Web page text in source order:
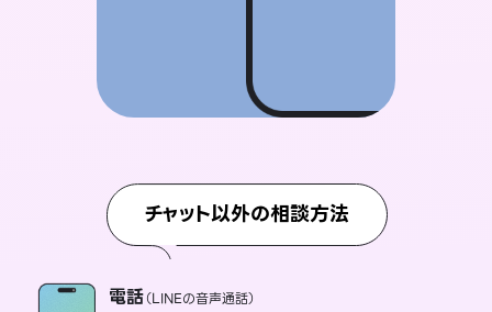
チャット以外の相談方法
電話（LINEの音声通話）